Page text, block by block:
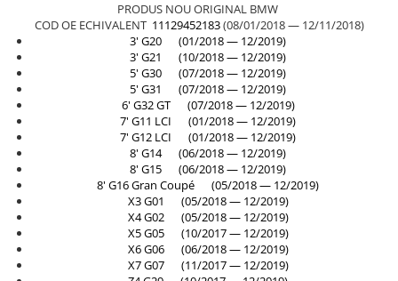
Elemente caroserie
Inchidere aripa
Oglindă
Overfender aripa
Panou acoperire trigger
Plafon
Praguri
Rama radiator
Scut motor
PRODUS NOU ORIGINAL BMW
COD OE ECHIVALENT 11129452183(08/01/2018 — 12/11/2018)
3' G20 (01/2018 — 12/2019)
3' G21 (10/2018 — 12/2019)
5' G30 (07/2018 — 12/2019)
5' G31 (07/2018 — 12/2019)
6' G32 GT (07/2018 — 12/2019)
7' G11 LCI (01/2018 — 12/2019)
7' G12 LCI (01/2018 — 12/2019)
8' G14 (06/2018 — 12/2019)
8' G15 (06/2018 — 12/2019)
8' G16 Gran Coupé (05/2018 — 12/2019)
X3 G01 (05/2018 — 12/2019)
X4 G02 (05/2018 — 12/2019)
X5 G05 (10/2017 — 12/2019)
X6 G06 (06/2018 — 12/2019)
X7 G07 (11/2017 — 12/2019)